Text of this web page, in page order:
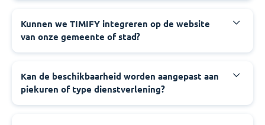
‍Kunnen we TIMIFY integreren op de website
van onze gemeente of stad?
‍Kan de beschikbaarheid worden aangepast aan
piekuren of type dienstverlening?